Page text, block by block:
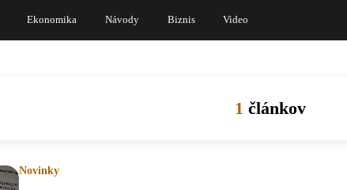
Ekonomika Návody Biznis Video
1 článkov
Novinky